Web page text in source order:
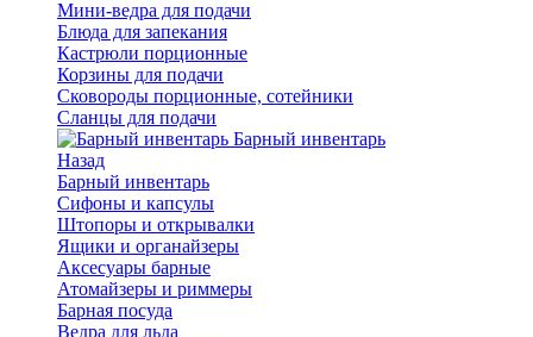
Мини-ведра для подачи
Блюда для запекания
Кастрюли порционные
Корзины для подачи
Сковороды порционные, сотейники
Сланцы для подачи
Барный инвентарь
Назад
Барный инвентарь
Сифоны и капсулы
Штопоры и открывалки
Ящики и органайзеры
Аксесуары барные
Атомайзеры и риммеры
Барная посуда
Ведра для льда